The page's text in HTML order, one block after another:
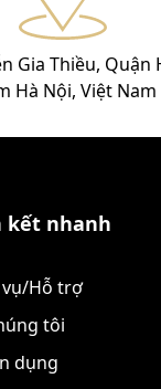
Gia Thiều, Quận
Hà Nội, Việt Nam
kết nhanh
vụ/Hỗ trợ
tôi
dụng